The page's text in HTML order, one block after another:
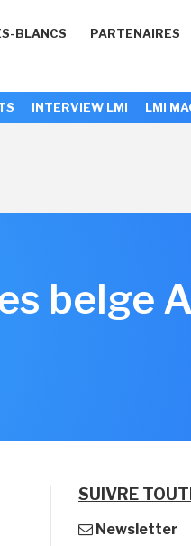
BLANCS PARTENAIRES
INTERVIEW LMI LMI
belge
SUIVRE
Newsletter